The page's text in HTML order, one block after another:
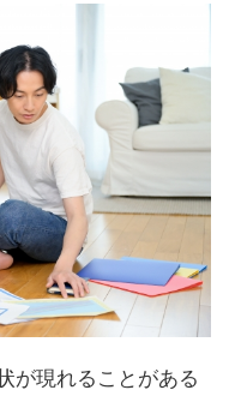
が現れることがある